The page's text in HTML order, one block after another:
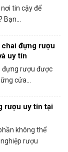
tin cậy để
chai đựng rượu
uy tín
đựng rượu được
cửa...
rượu uy tín tại
không thể
rượu